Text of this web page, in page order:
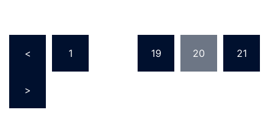
des
publications
< 1 19 20 21
>